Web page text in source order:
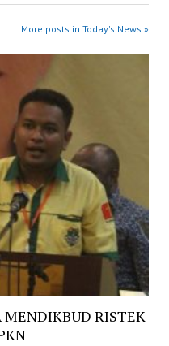
More posts in Today's News »
RISTEK